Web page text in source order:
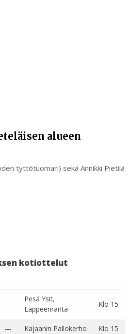
alueen
tyttötuomari) sekä Annikki Pietilä
kotiottelut
—
Pesä Ysit,
Lappeenranta
Klo 15
— Kajaanin Pallokerho Klo 15